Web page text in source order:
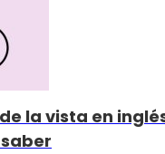
la vista en